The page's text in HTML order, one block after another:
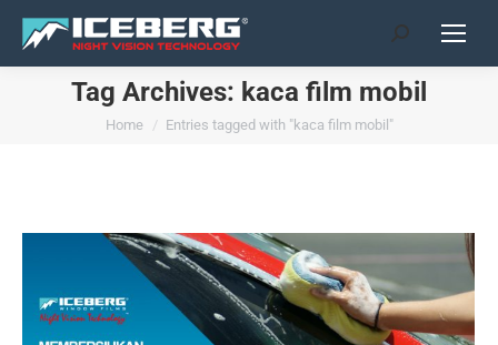
Search:
Tag Archives: kaca film mobil
You are here:
Home Entries tagged with "kaca film mobil"